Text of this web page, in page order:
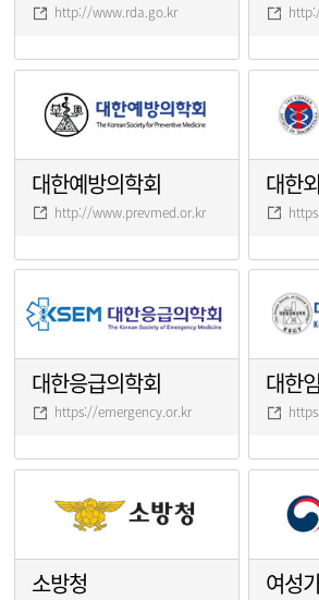
http://www.rda.go.kr
대한예방의학회
http://www.prevmed.or.kr
대한
대한응급의학회
https://emergency.or.kr
대한
소방청 여성